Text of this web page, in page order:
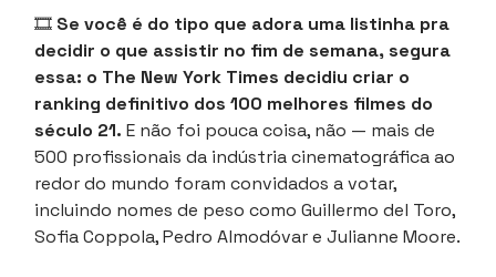
🎞️ Se você é do tipo que adora uma listinha pra
decidir o que assistir no fim de semana, segura
essa: o The New York Times decidiu criar o
ranking definitivo dos 100 melhores filmes do
século 21. E não foi pouca coisa, não — mais de
500 profissionais da indústria cinematográfica ao
redor do mundo foram convidados a votar,
incluindo nomes de peso como Guillermo del Toro,
Sofia Coppola, Pedro Almodóvar e Julianne Moore.